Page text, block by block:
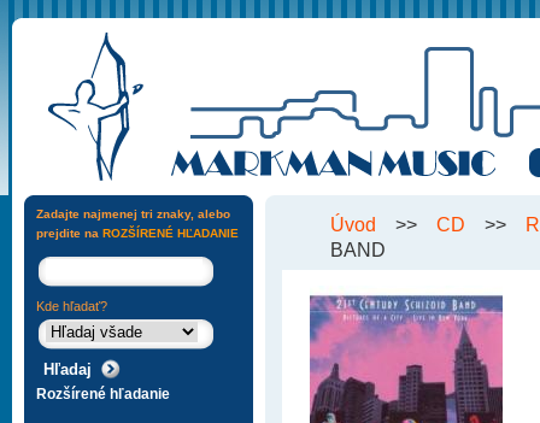
Úvod >> CD >>
BAND
Zadajte najmenej tri znaky, alebo
prejdite na ROZŠÍRENÉ HĽADANIE
Kde hľadať?
Rozšírené hľadanie